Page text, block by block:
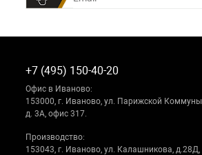
+7 (495) 150-40-20
Офис в Иваново:
153000, г. Иваново, ул. Парижской
д. 3А, офис 317.
Производство:
153043, г. Иваново, ул. Калашникова, д.28Д,